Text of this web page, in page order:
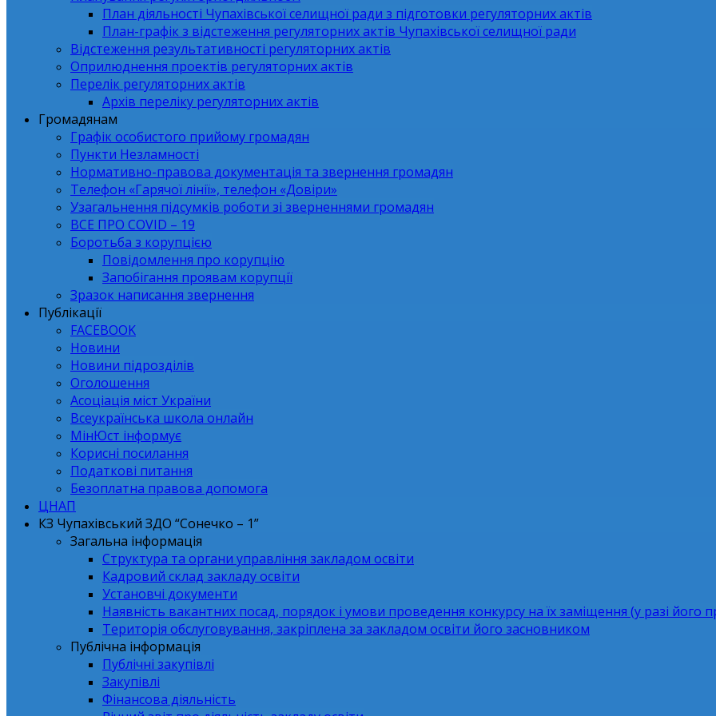
План діяльності Чупахівської селищної ради з підготовки регуляторних актів
План-графік з відстеження регуляторних актів Чупахівської селищної ради
Відстеження результативності регуляторних актів
Оприлюднення проектів регуляторних актів
Перелік регуляторних актів
Архів переліку регуляторних актів
Громадянам
Графік особистого прийому громадян
Пункти Незламності
Нормативно-правова документація та звернення громадян
Телефон «Гарячої лінії», телефон «Довіри»
Узагальнення підсумків роботи зі зверненнями громадян
ВСЕ ПРО СОVID – 19
Боротьба з корупцією
Повідомлення про корупцію
Запобігання проявам корупції
Зразок написання звернення
Публікації
FACEBOOK
Новини
Новини підрозділів
Оголошення
Асоціація міст України
Всеукраїнська школа онлайн
МінЮст інформує
Корисні посилання
Податкові питання
Безоплатна правова допомога
ЦНАП
КЗ Чупахівський ЗДО “Сонечко – 1”
Загальна інформація
Структура та органи управління закладом освіти
Кадровий склад закладу освіти
Установчі документи
Наявність вакантних посад, порядок і умови проведення конкурсу на їх заміщення (у разі його
Територія обслуговування, закріплена за закладом освіти його засновником
Публічна інформація
Публічні закупівлі
Закупівлі
Фінансова діяльність